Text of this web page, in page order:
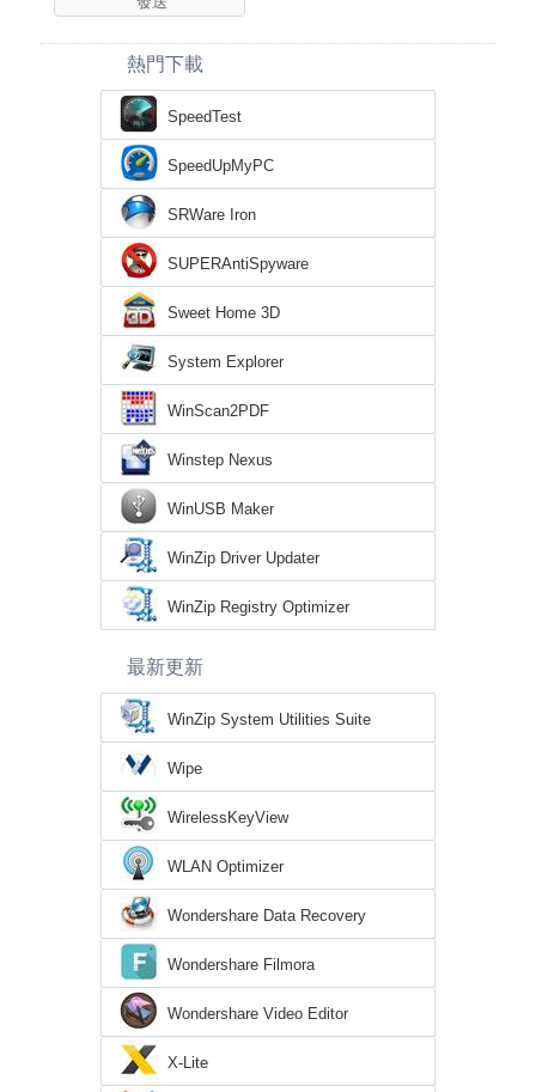
熱門下載
SpeedTest
SpeedUpMyPC
SRWare Iron
SUPERAntiSpyware
Sweet Home 3D
System Explorer
WinScan2PDF
Winstep Nexus
WinUSB Maker
WinZip Driver Updater
WinZip Registry Optimizer
最新更新
WinZip System Utilities Suite
Wipe
WirelessKeyView
WLAN Optimizer
Wondershare Data Recovery
Wondershare Filmora
Wondershare Video Editor
X-Lite